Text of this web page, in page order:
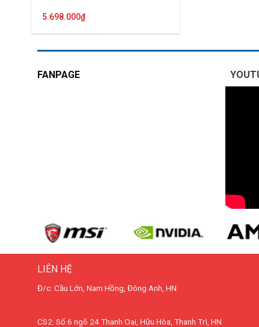
5.698.000₫
FANPAGE
LIÊN HỆ
Đ/c: Cầu Lớn, Nam Hồng, Đông Anh, HN
CS2: Số 6 ngõ 24 Thanh Oai, Hữu Hòa, Thanh Trì, HN